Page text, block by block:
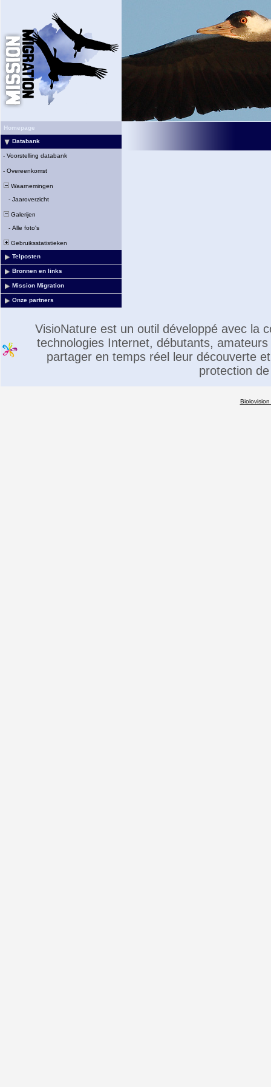
Homepage
Databank
- Voorstelling databank
- Overeenkomst
Waarnemingen
- Jaaroverzicht
Galerijen
- Alle foto's
Gebruiksstatistieken
Telposten
Bronnen en links
Mission Migration
Onze partners
VisioNature est un outil développé avec la
technologies Internet, débutants,
partager en temps réel leur découverte
protection
Biolovision